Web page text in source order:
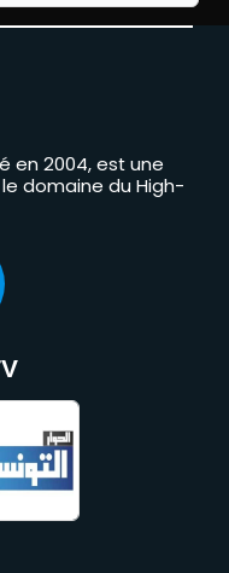
en 2004, est une
domaine du High-